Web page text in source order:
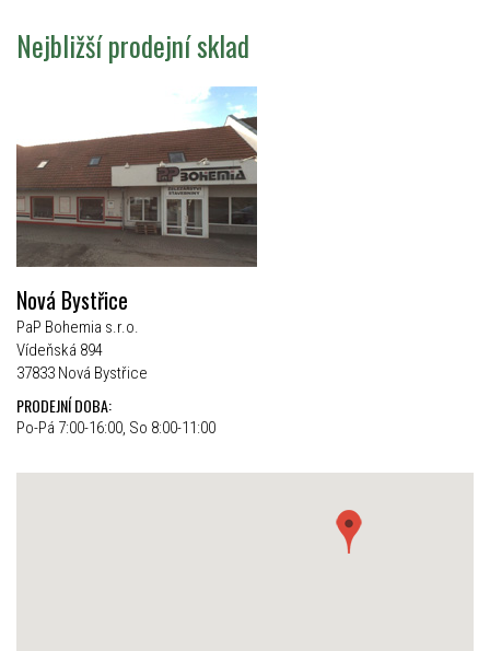
Nejbližší prodejní sklad
Nová Bystřice
PaP Bohemia s.r.o.
Vídeňská 894
37833 Nová Bystřice
PRODEJNÍ DOBA:
Po-Pá 7:00-16:00, So 8:00-11:00